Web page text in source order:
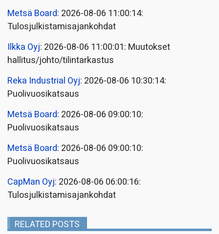
Metsä Board: 2026-08-06 11:00:14:
Tulosjulkistamisajankohdat
Ilkka Oyj: 2026-08-06 11:00:01: Muutokset
hallitus/johto/tilintarkastus
Reka Industrial Oyj: 2026-08-06 10:30:14:
Puolivuosikatsaus
Metsä Board: 2026-08-06 09:00:10:
Puolivuosikatsaus
Metsä Board: 2026-08-06 09:00:10:
Puolivuosikatsaus
CapMan Oyj: 2026-08-06 06:00:16:
Tulosjulkistamisajankohdat
RELATED POSTS